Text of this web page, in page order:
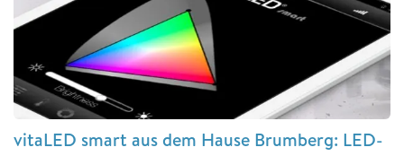
vitaLED smart aus dem Hause Brumberg: LED-